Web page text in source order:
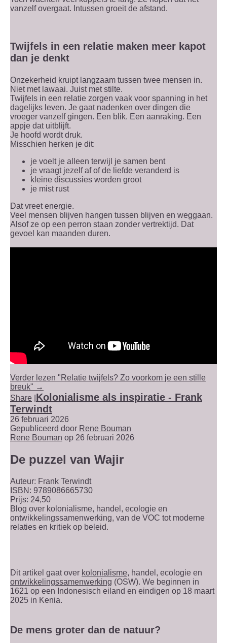
vanzelf overgaat. Intussen groeit de afstand.
Twijfels in een relatie maken meer kapot
dan je denkt
Onzekerheid kruipt langzaam tussen twee mensen in.
Niet met lawaai. Juist met stilte.
Twijfels in een relatie zorgen vaak voor spanning in het
dagelijks leven. Je gaat nadenken over dingen die
vroeger vanzelf gingen. Een blik. Een aanraking. Een
appje dat uitblijft.
Je hoofd wordt druk.
Misschien herken je dit:
je voelt je alleen terwijl je samen bent
je vraagt jezelf af of de liefde veranderd is
kleine discussies worden groot
je mist rust
Dat vreet energie.
Veel mensen blijven hangen tussen blijven en weggaan.
Alsof ze op een perron staan zonder vertrektijd. Dat
gevoel kan maanden duren.
Verder lezen "Relatie twijfels? Zo voorkom je een stille
breuk" →
Share Kolonialisme als inspiratie - Frank
Terwindt
26 februari 2026
Gepubliceerd door Rene Bouman
Rene Bouman op 26 februari 2026
De puzzel van Wajir
Auteur: Frank Terwindt
ISBN: 9789086665730
Prijs: 24,50
Blog over kolonialisme, handel, ecologie en
ontwikkelingssamenwerking, van de VOC tot moderne
relaties en kritiek op beleid.
Dit artikel gaat over kolonialisme, handel, ecologie en
ontwikkelingssamenwerking (OSW). We beginnen in
1621 op een Indonesisch eiland en eindigen op 18 maart
2025 in Kenia.
De mens groter dan de natuur?